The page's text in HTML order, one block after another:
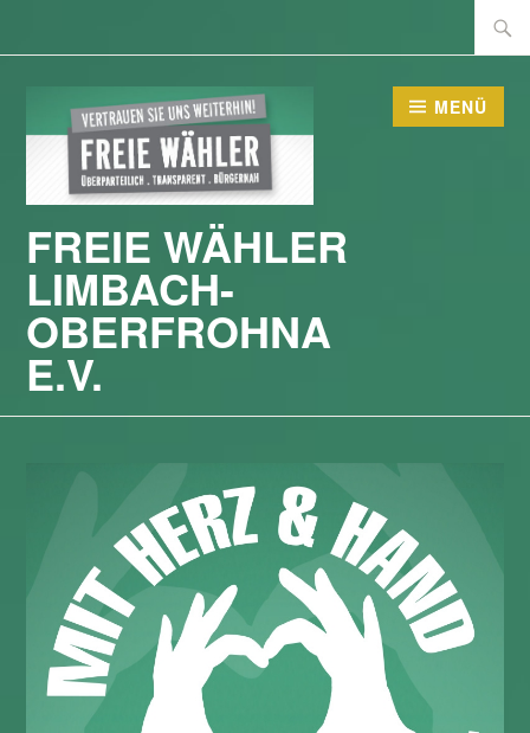
Inhalt
Suche
nach:
FREIE WÄHLER
LIMBACH-
OBERFROHNA
E.V.
MENÜ